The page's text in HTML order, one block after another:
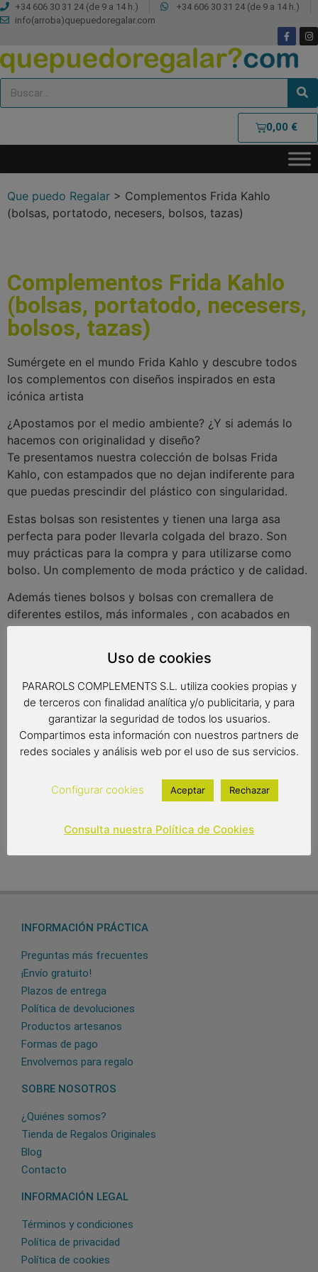
+34 606 30 31 24 (de 9 a 14 h.)
+34 606 30 31 24 (de 9 a 14 h.)
info(arroba)quepuedoregalar.com
0,00 €
Que puedo Regalar > Complementos Frida Kahlo
(bolsas, portatodo, necesers, bolsos, tazas)
Complementos Frida Kahlo
(bolsas, portatodo, necesers,
bolsos, tazas)
Sumérgete en el mundo Frida Kahlo y descubre todos
los complementos con diseños inspirados en esta
icónica artista
¿Apostamos por el medio ambiente? ¿Y si además lo
hacemos con originalidad y diseño?
Te presentamos nuestra colección de bolsas Frida
Kahlo, con estampados que no dejan indiferente para
que puedas prescindir del plástico con singularidad.
Estas bolsas son resistentes y tienen una larga asa
perfecta para poder llevarla colgada del brazo. Son
muy prácticas para la compra y para utilizarse como
bolso. Un complemento de moda práctico y de calidad.
Además tienes bolsos y bolsas con cremallera de
diferentes estilos, más informales , con acabados en
piel que combinaran 100% con tu outfit
Los súper prácticos portatodo los puedes utilizar
….escoge el estampado y la medida que más te guste y
dale el uso que más te convenga !
Las tazas de Frida Kahlo son ideales para desayunar o
merendar y cargarse de energía y pasión para disfrutar
Parece que no podemos encontrar lo que estás buscando.
INFORMACIÓN PRÁCTICA
Preguntas más frecuentes
¡Envío gratuito!
Plazos de entrega
Política de devoluciones
Productos artesanos
Formas de pago
Envolvemos para regalo
SOBRE NOSOTROS
¿Quiénes somos?
Tienda de Regalos Originales
Blog
Contacto
INFORMACIÓN LEGAL
Términos y condiciones
Política de privacidad
Política de cookies
Uso de cookies
PARAROLS COMPLEMENTS S.L. utiliza cookies propias y
de terceros con finalidad analítica y/o publicitaria, y para
garantizar la seguridad de todos los usuarios.
Compartimos esta información con nuestros partners de
redes sociales y análisis web por el uso de sus servicios.
Configurar cookies Aceptar Rechazar
Consulta nuestra Política de Cookies